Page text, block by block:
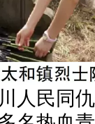
人民同